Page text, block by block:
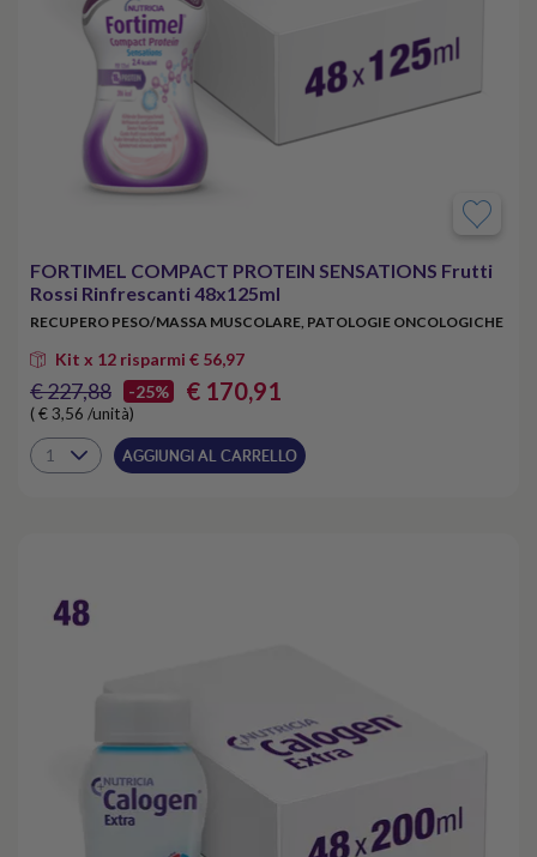
FORTIMEL COMPACT PROTEIN SENSATIONS Frutti
Rossi Rinfrescanti 48x125ml
RECUPERO PESO/MASSA MUSCOLARE, PATOLOGIE ONCOLOGICHE
Kit x 12 risparmi € 56,97
€ 227,88 -25% € 170,91
( € 3,56 /unità)
AGGIUNGI AL CARRELLO